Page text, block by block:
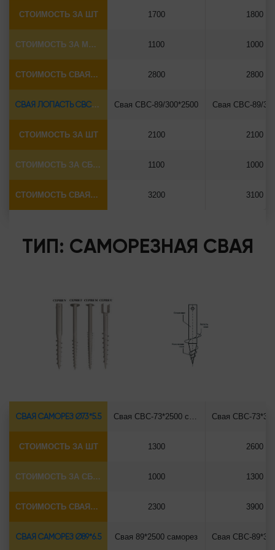
СТОИМОСТЬ ЗА ШТ
СТОИМОСТЬ ЗА МОНТАЖ
СТОИМОСТЬ СВАЯ+СБОРКА (БЕЗ ОГОЛОВКА)
1700
1100
2800
1800
1000
2800
СВАЯ ЛОПАСТЬ СВС-Ø89*6.5
СТОИМОСТЬ ЗА ШТ
СТОИМОСТЬ ЗА СБОРКУ
СТОИМОСТЬ СВАЯ+СБОРКА (БЕЗ ОГОЛОВКА)
Свая СВС-89/300*2500
2100
1100
3200
Свая СВС-89/
2100
1000
3100
ТИП: САМОРЕЗНАЯ СВАЯ
СВАЯ САМОРЕЗ Ø73*5.5
СТОИМОСТЬ ЗА ШТ
СТОИМОСТЬ ЗА СБОРКУ
СТОИМОСТЬ СВАЯ+СБОРКА (БЕЗ ОГОЛОВКА)
1300
1000
2300
2600
1300
3900
СВАЯ САМОРЕЗ Ø89*6.5 Свая 89*2500 саморез